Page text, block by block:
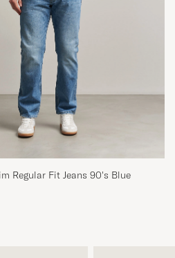
Regular Fit Jeans 90's Blue